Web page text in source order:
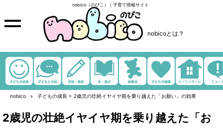
nobico（のびこ）｜子育て情報サイト
nobicoとは？
nobico 子どもの成長 > 2歳児の壮絶イヤイヤ期を乗り越えた「お願い」の効果
2歳児の壮絶イヤイヤ期を乗り越えた「お